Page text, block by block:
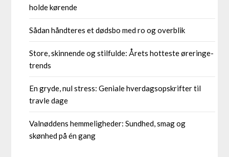
holde kørende
Sådan håndteres et dødsbo med ro og overblik
Store, skinnende og stilfulde: Årets hotteste øreringe-
trends
En gryde, nul stress: Geniale hverdagsopskrifter til
travle dage
Valnøddens hemmeligheder: Sundhed, smag og
skønhed på én gang